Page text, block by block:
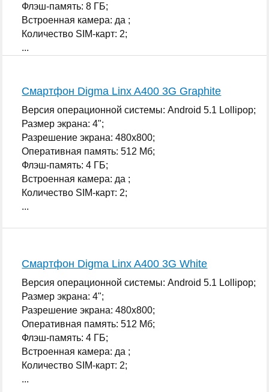
Флэш-память: 8 ГБ;
Встроенная камера: да ;
Количество SIM-карт: 2;
...
Смартфон Digma Linx A400 3G Graphite
Версия операционной системы: Android 5.1 Lollipop;
Размер экрана: 4";
Разрешение экрана: 480x800;
Оперативная память: 512 Мб;
Флэш-память: 4 ГБ;
Встроенная камера: да ;
Количество SIM-карт: 2;
...
Смартфон Digma Linx A400 3G White
Версия операционной системы: Android 5.1 Lollipop;
Размер экрана: 4";
Разрешение экрана: 480x800;
Оперативная память: 512 Мб;
Флэш-память: 4 ГБ;
Встроенная камера: да ;
Количество SIM-карт: 2;
...